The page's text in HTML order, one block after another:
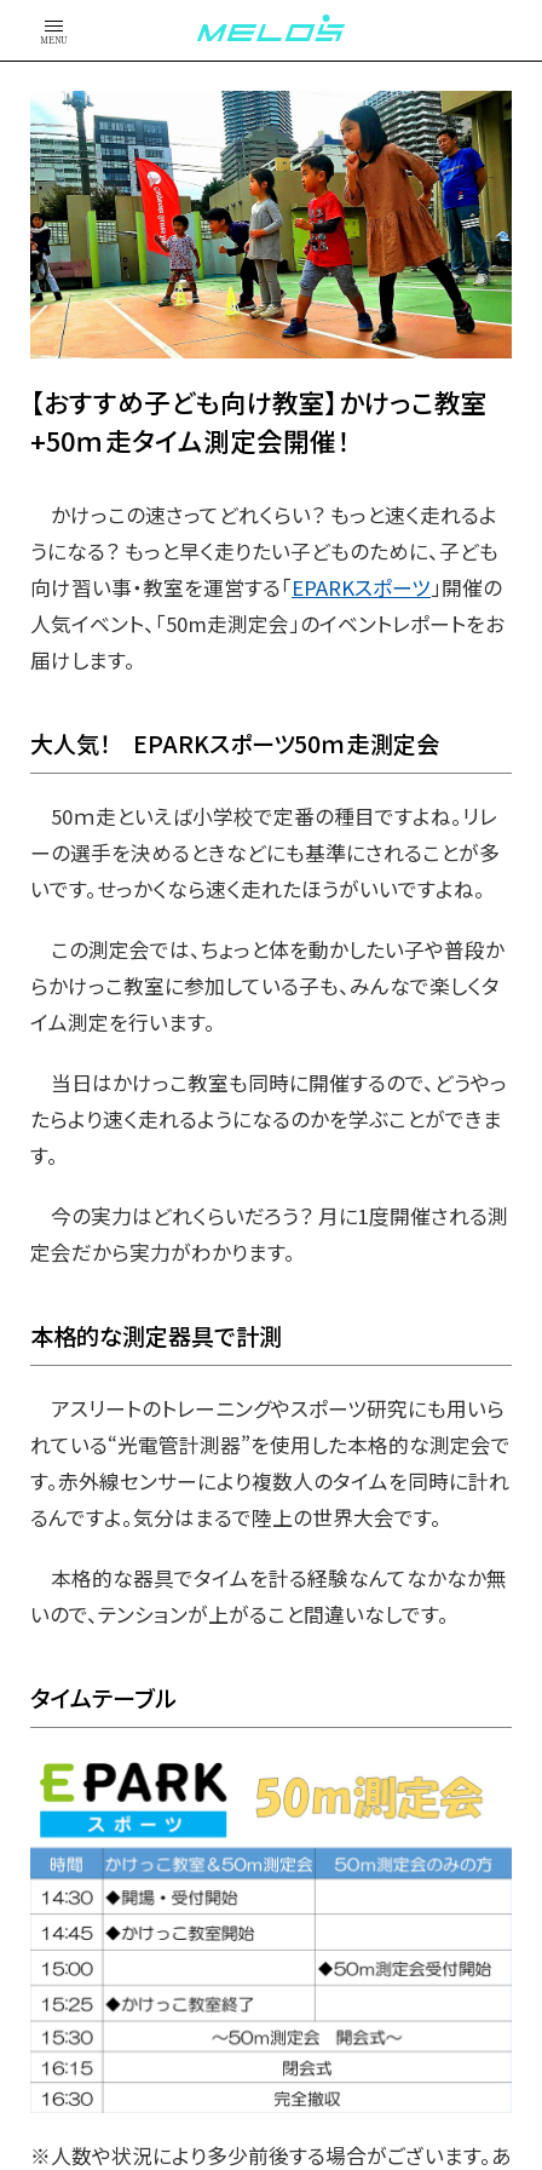
MENU
【おすすめ子ども向け教室】かけっこ教室
+50ｍ走タイム測定会開催！
かけっこの速さってどれくらい？ もっと速く走れるよ
うになる？ もっと早く走りたい子どものために、子ども
向け習い事・教室を運営する「EPARKスポーツ」開催の
人気イベント、「50m走測定会」のイベントレポートをお
届けします。
大人気！ EPARKスポーツ50ｍ走測定会
50ｍ走といえば小学校で定番の種目ですよね。リレ
ーの選手を決めるときなどにも基準にされることが多
いです。せっかくなら速く走れたほうがいいですよね。
この測定会では、ちょっと体を動かしたい子や普段か
らかけっこ教室に参加している子も、みんなで楽しくタ
イム測定を行います。
当日はかけっこ教室も同時に開催するので、どうやっ
たらより速く走れるようになるのかを学ぶことができま
す。
今の実力はどれくらいだろう？ 月に1度開催される測
定会だから実力がわかります。
本格的な測定器具で計測
アスリートのトレーニングやスポーツ研究にも用いら
れている“光電管計測器”を使用した本格的な測定会で
す。赤外線センサーにより複数人のタイムを同時に計れ
るんですよ。気分はまるで陸上の世界大会です。
本格的な器具でタイムを計る経験なんてなかなか無
いので、テンションが上がること間違いなしです。
タイムテーブル
※人数や状況により多少前後する場合がございます。あ